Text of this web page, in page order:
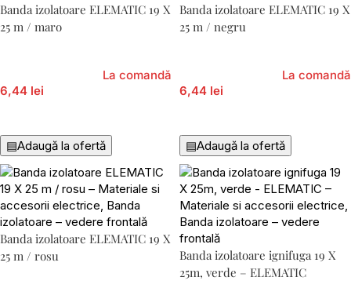
Banda izolatoare ELEMATIC 19 X
25 m / maro
6,44 lei
La comandă
▤Adaugă la ofertă
Banda izolatoare ELEMATIC 19 X
25 m / negru
6,44 lei
La comandă
▤Adaugă la ofertă
Banda izolatoare ELEMATIC 19 X
25 m / rosu
Banda izolatoare ignifuga 19 X
25m, verde – ELEMATIC